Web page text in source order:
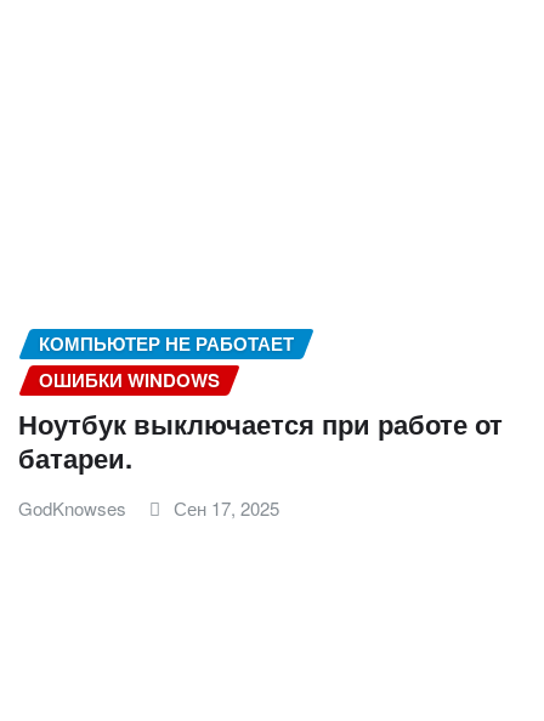
КОМПЬЮТЕР НЕ РАБОТАЕТ
ОШИБКИ WINDOWS
Ноутбук выключается при работе от
батареи.
GodKnowses Сен 17, 2025